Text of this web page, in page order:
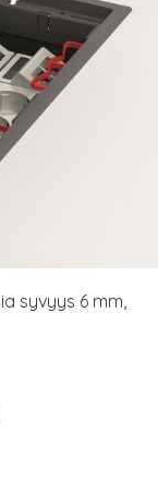
syvyys 6 mm,